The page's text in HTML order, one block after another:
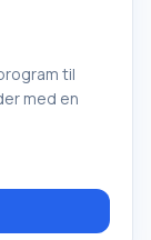
til
med en
på den,
Android, da
på